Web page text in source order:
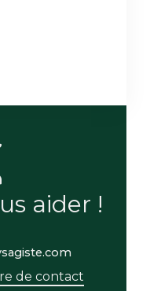
aider !
de contact